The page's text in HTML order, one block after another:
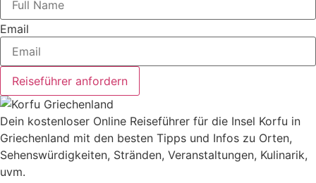
Email
Reiseführer anfordern
Dein kostenloser Online Reiseführer für die Insel Korfu in
Griechenland mit den besten Tipps und Infos zu Orten,
Sehenswürdigkeiten, Stränden, Veranstaltungen, Kulinarik,
uvm.